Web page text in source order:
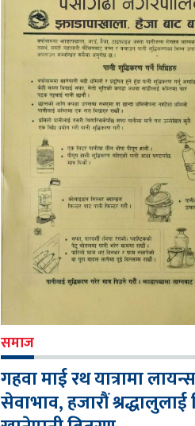
समाज
गहवा माई रथ यात्रामा
सेवाभाव, हजारौं